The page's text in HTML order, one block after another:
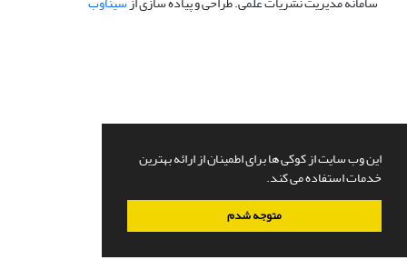
این وب سایت از کوکی ها برای اطمینان از ارائه بهترین
خدمات استفاده می کند.
متوجه شدم